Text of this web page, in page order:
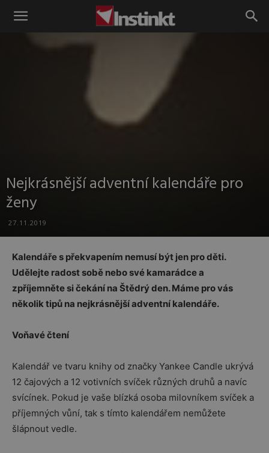
Instinkt
Nejkrásnější adventní kalendáře pro
ženy
27.11.2019
Kalendáře s překvapením nemusí být jen pro děti.
Udělejte radost sobě nebo své kamarádce a
zpříjemněte si čekání na Štědrý den. Máme pro vás
několik tipů na nejkrásnější adventní kalendáře.
Voňavé čtení
Kalendář ve tvaru knihy od značky Yankee Candle ukrývá
12 čajových a 12 votivních svíček různých druhů a navíc
svícínek. Pokud je vaše blízká osoba milovníkem svíček a
příjemných vůní, tak s tímto kalendářem nemůžete
šlápnout vedle.